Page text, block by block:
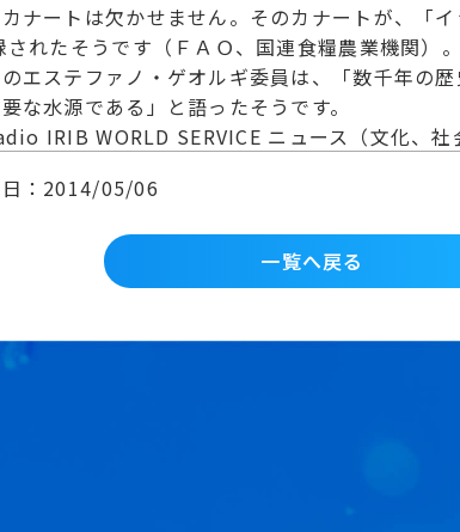
ナートは欠かせません。そのカナートが、「
れたそうです（ＦＡＯ、国連食糧農業機関）
エステファノ・ゲオルギ委員は、「数千年の
な水源である」と語ったそうです。
IRIB WORLD SERVICE ニュース（文化、
：2014/05/06
一覧へ戻る